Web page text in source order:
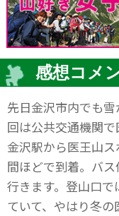
感想コメ
先日金沢市内でも
回は公共交通機関で
金沢駅から医王山
間ほどで到着。バ
行きます。登山口
ていて、やはり冬の